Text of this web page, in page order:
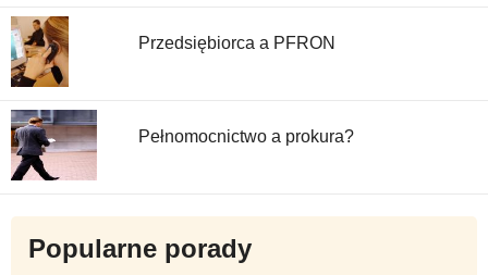
Przedsiębiorca a PFRON
Pełnomocnictwo a prokura?
Popularne porady